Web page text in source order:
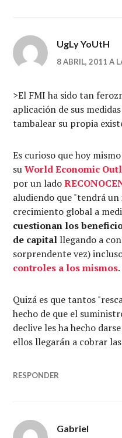
UgLy YoUtH
8 ABRIL, 2011 A
>El FMI ha sido tan
aplicación de sus
tambalear su propia
Es curioso que hoy
suWorld Economic
por un lado
aludiendo que "tendrá
crecimiento global a
cuestionan los
de capital llegando a
sorprendente vez)
controles a los mismos.
Quizá es que tantos
hecho de que el
declive les ha hecho
ellos llegarán a cobrar
RESPONDER
Gabriel